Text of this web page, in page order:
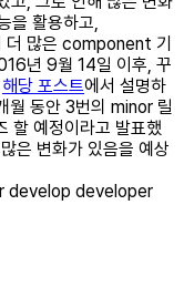
활용하고,
많은 component 기
년 9월 14일 이후, 꾸
해당 포스트에서 설명하
월 동안 3번의 minor 릴
할 예정이라고 발표했
은 변화가 있음을 예상